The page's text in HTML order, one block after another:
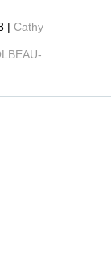
| Cathy